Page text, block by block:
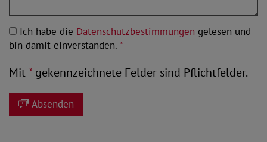
Ich habe die Datenschutzbestimmungen gelesen und
bin damit einverstanden. *
Mit*gekennzeichnete Felder sind Pflichtfelder.
Absenden